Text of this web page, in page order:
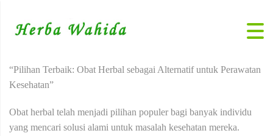
“Pilihan Terbaik: Obat Herbal sebagai Alternatif untuk Perawatan
Kesehatan”
Obat herbal telah menjadi pilihan populer bagi banyak individu
yang mencari solusi alami untuk masalah kesehatan mereka.